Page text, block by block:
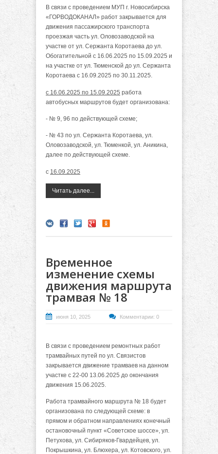
В связи с проведением МУП г. Новосибирска
«ГОРВОДОКАНАЛ» работ закрывается для
движения пассажирского транспорта
проезжая часть ул. Оловозаводской на
участке от ул. Сержанта Коротаева до ул.
Обогатительной с 16.06.2025 по 15.09.2025 и
на участке от ул. Тюменской до ул. Сержанта
Коротаева с 16.09.2025 по 30.11.2025.
с 16.06.2025 по 15.09.2025 работа
автобусных маршрутов будет организована:
- № 9, 96 по действующей схеме;
- № 43 по ул. Сержанта Коротаева, ул.
Оловозаводской, ул. Тюменкой, ул. Аникина,
далее по действующей схеме.
с 16.09.2025
Читать далее...
Временное
изменение схемы
движения маршрута
трамвая № 18
июня 10, 2025 Комментарии: 0
В связи с проведением ремонтных работ
трамвайных путей по ул. Связистов
закрывается движение трамваев на данном
участке с 22-00 13.06.2025 до окончания
движения 15.06.2025.
Работа трамвайного маршрута № 18 будет
организована по следующей схеме: в
прямом и обратном направлениях конечный
остановочный пункт «Советское шоссе», ул.
Петухова, ул. Сибиряков-Гвардейцев, ул.
Покрышкина, ул. Блюхера, ул. Котовского, ул.